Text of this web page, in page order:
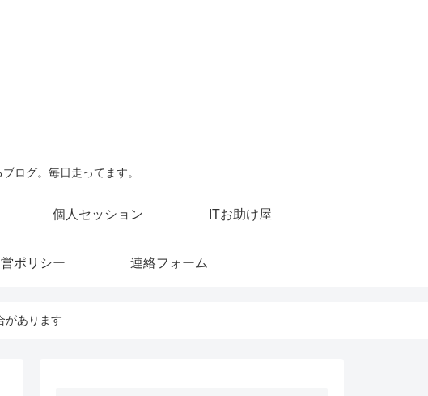
ログ。毎日走ってます。
個人セッション ITお助け屋
ポリシー 連絡フォーム
があります